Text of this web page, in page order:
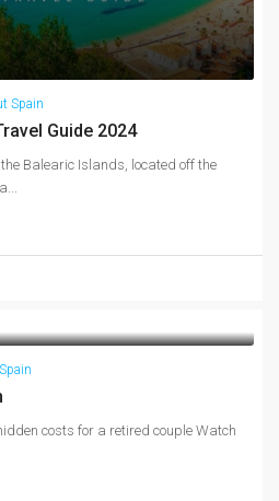
Spain
Guide 2024
Balearic Islands, located off the
costs for a retired couple Watch